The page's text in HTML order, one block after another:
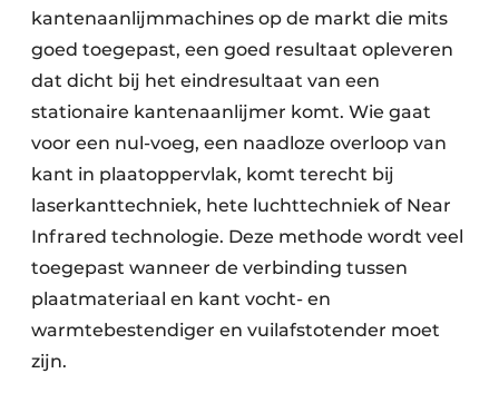
kantenaanlijmmachines op de markt die mits
goed toegepast, een goed resultaat opleveren
dat dicht bij het eindresultaat van een
stationaire kantenaanlijmer komt. Wie gaat
voor een nul-voeg, een naadloze overloop van
kant in plaatoppervlak, komt terecht bij
laserkanttechniek, hete luchttechniek of Near
Infrared technologie. Deze methode wordt veel
toegepast wanneer de verbinding tussen
plaatmateriaal en kant vocht- en
warmtebestendiger en vuilafstotender moet
zijn.